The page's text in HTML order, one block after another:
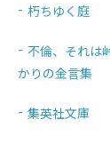
朽ちゆく庭
不倫、それは
かりの金言集
集英社文庫